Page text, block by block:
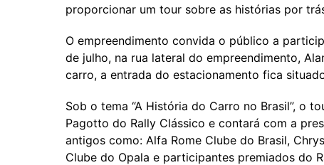
proporcionar um tour sobre as histórias por
O empreendimento convida o público a
de julho, na rua lateral do empreendimento,
carro, a entrada do estacionamento fica
Sob o tema “A História do Carro no Brasil”, o
Pagotto do Rally Clássico e contará com a
antigos como: Alfa Rome Clube do Brasil,
Clube do Opala e participantes premiados do